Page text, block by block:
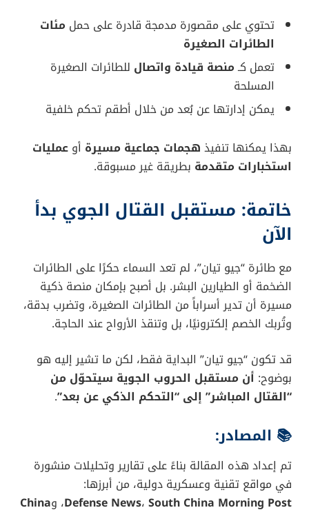
آنٍ واحد.
حرب إلكترونية ذكية تحسم المعارك
ما يميز “جيو تيان” حقًا هو تزويدها بأنظمة
إلكتروني بالأشعة تحت الحمراء الاتجاهيةو أنظمة قمع
وهي مزودة بتقنياتالليزرللتصدي للصواريخ الموجهة
بالأشعة تحت الحمراء، ما يعزز قدرتها على النجاة في بيئات
مرونة تكتيكية بفضل المقصورة
القابلة للتبديل
تعتمد “جيو تيان” علىبنية مفتوحة، وتحتوي على
مقصورة مهام قابلة للاستبدال في وقت قياسي لا
يتجاوز ساعتين. يمكن لهذه المقصورة أن تُستخدم في:
النقل الجوي
الإسقاط الجوي
المواجهة الإلكترونية
الإمداد في حالات الطوارئ
حتى الاستخدامات المدنية كالإنقاذ والكوارث الطبيعية